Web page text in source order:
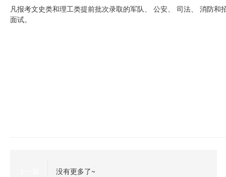
凡报考文史类和理工类提前批次录取的军队、 公安、 司法、 消防
面试。
没有更多了~